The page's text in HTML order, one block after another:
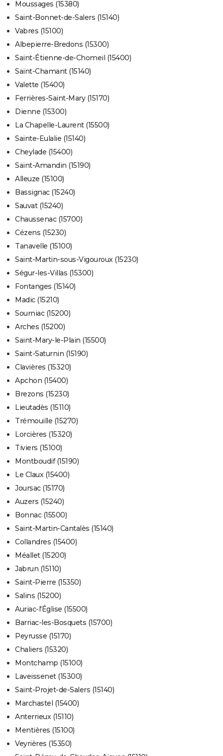
Moussages (15380)
Saint-Bonnet-de-Salers (15140)
Vabres (15100)
Albepierre-Bredons (15300)
Saint-Étienne-de-Chomeil (15400)
Saint-Chamant (15140)
Valette (15400)
Ferrières-Saint-Mary (15170)
Dienne (15300)
La Chapelle-Laurent (15500)
Sainte-Eulalie (15140)
Cheylade (15400)
Saint-Amandin (15190)
Alleuze (15100)
Bassignac (15240)
Sauvat (15240)
Chaussenac (15700)
Cézens (15230)
Tanavelle (15100)
Saint-Martin-sous-Vigouroux (15230)
Ségur-les-Villas (15300)
Fontanges (15140)
Madic (15210)
Sourniac (15200)
Arches (15200)
Saint-Mary-le-Plain (15500)
Saint-Saturnin (15190)
Clavières (15320)
Apchon (15400)
Brezons (15230)
Lieutadès (15110)
Trémouille (15270)
Lorcières (15320)
Tiviers (15100)
Montboudif (15190)
Le Claux (15400)
Joursac (15170)
Auzers (15240)
Bonnac (15500)
Saint-Martin-Cantalès (15140)
Collandres (15400)
Méallet (15200)
Jabrun (15110)
Saint-Pierre (15350)
Salins (15200)
Auriac-l'Église (15500)
Barriac-les-Bosquets (15700)
Peyrusse (15170)
Chaliers (15320)
Montchamp (15100)
Laveissenet (15300)
Saint-Projet-de-Salers (15140)
Marchastel (15400)
Anterrieux (15110)
Mentières (15100)
Veyrières (15350)